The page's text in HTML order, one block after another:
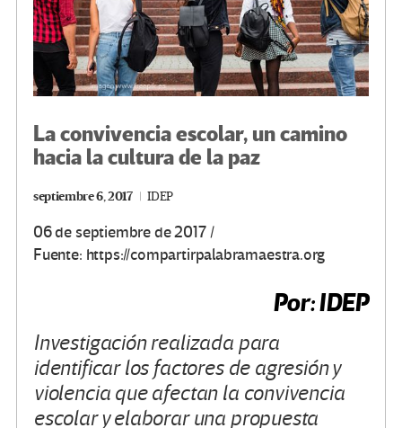
La convivencia escolar, un camino
hacia la cultura de la paz
septiembre 6, 2017 IDEP
06 de septiembre de 2017 /
Fuente: https://compartirpalabramaestra.org
Por: IDEP
Investigación realizada para
identificar los factores de agresión y
violencia que afectan la convivencia
escolar y elaborar una propuesta